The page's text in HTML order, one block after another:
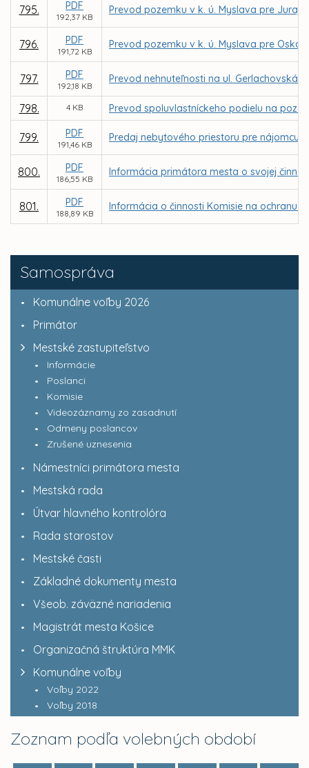
Samospráva
Komunálne voľby 2026
Primátor
Mestské zastupiteľstvo
Informácie
Poslanci
Komisie
Videozáznamy zo zasadnutí
Odmeny poslancov
Zrušené uznesenia
Námestníci primátora mesta
Mestská rada
Útvar hlavného kontrolóra
Rada starostov
Mestské časti
Základné dokumenty mesta
Všeob. záväzné nariadenia
Magistrát mesta Košice
Organizačná štruktúra MMK
Komunálne voľby
Voľby 2022
Voľby 2018
Zoznam podľa volebných období
795. PDF
192,37 KB
Prevod pozemku v k. ú. Myslava pre
796. PDF
191,72 KB
Prevod pozemku v k. ú. Myslava pre
797. PDF
192,18 KB
Prevod nehnuteľnosti na ul. Gerlachovská
798. 4 KB Prevod spoluvlastníckeho podielu na
799. PDF
191,46 KB
Predaj nebytového priestoru pre nájomcu
800. PDF
186,55 KB
Informácia primátora mesta o svojej
801. PDF
188,89 KB
Informácia o činnosti Komisie na ochranu